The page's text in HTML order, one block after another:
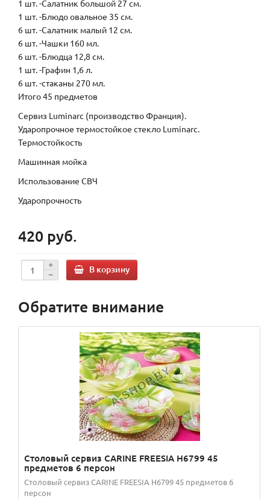
1 шт. -Салатник большой 27 см.
1 шт. -Блюдо овальное 35 см.
6 шт. -Салатник малый 12 см.
6 шт. -Чашки 160 мл.
6 шт. -Блюдца 12,8 см.
1 шт. -Графин 1,6 л.
6 шт. -стаканы 270 мл.
Итого 45 предметов
Сервиз Luminarc (производство Франция).
Ударопрочное термостойкое стекло Luminarc.
Термостойкость
Машинная мойка
Использование СВЧ
Ударопрочность
420 руб.
В корзину
Обратите внимание
Столовый сервиз CARINE FREESIA H6799 45
предметов 6 персон
Столовый сервиз CARINE FREESIA H6799 45 предметов 6
персон